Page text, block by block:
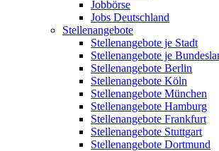
Jobbörse
Jobs Deutschland
Stellenangebote
Stellenangebote je Stadt
Stellenangebote je
Stellenangebote Berlin
Stellenangebote Köln
Stellenangebote München
Stellenangebote Hamburg
Stellenangebote Frankfurt
Stellenangebote Stuttgart
Stellenangebote Dortmund